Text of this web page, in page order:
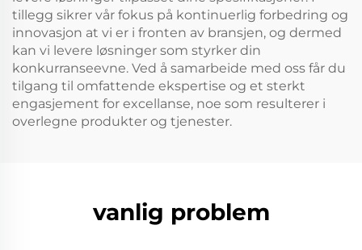
tillegg sikrer vår fokus på kontinuerlig forbedring og
innovasjon at vi er i fronten av bransjen, og dermed
kan vi levere løsninger som styrker din
konkurranseevne. Ved å samarbeide med oss får du
tilgang til omfattende ekspertise og et sterkt
engasjement for excellanse, noe som resulterer i
overlegne produkter og tjenester.
vanlig problem